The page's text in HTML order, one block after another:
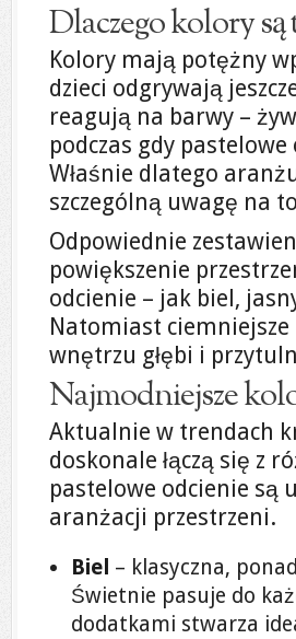
Dlaczego kolory
Kolory mają potężny
dzieci odgrywają
reagują na barwy –
podczas gdy
Właśnie dlatego
szczególną uwagę na
Odpowiednie
powiększenie
odcienie – jak biel,
Natomiast
wnętrzu głębi i
Najmodniejsze
Aktualnie w trendach
doskonale łączą się z
pastelowe odcienie są
aranżacji przestrzeni.
Biel – klasyczna,
Świetnie pasuje do
dodatkami stwarza